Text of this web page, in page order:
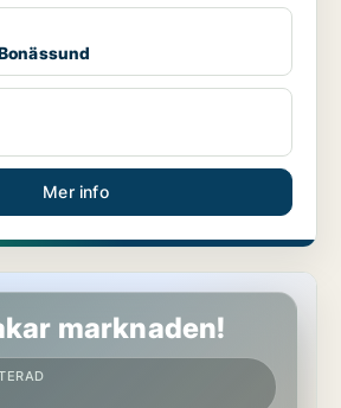
Mer info
marknaden!